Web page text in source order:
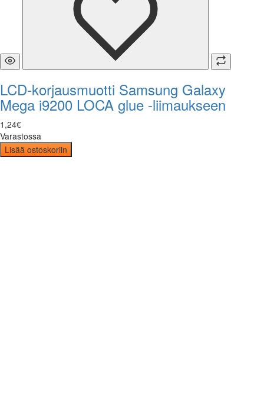
LCD-korjausmuotti Samsung Galaxy
Mega i9200 LOCA glue -liimaukseen
1 ,24€
Varastossa
Lisää ostoskoriin